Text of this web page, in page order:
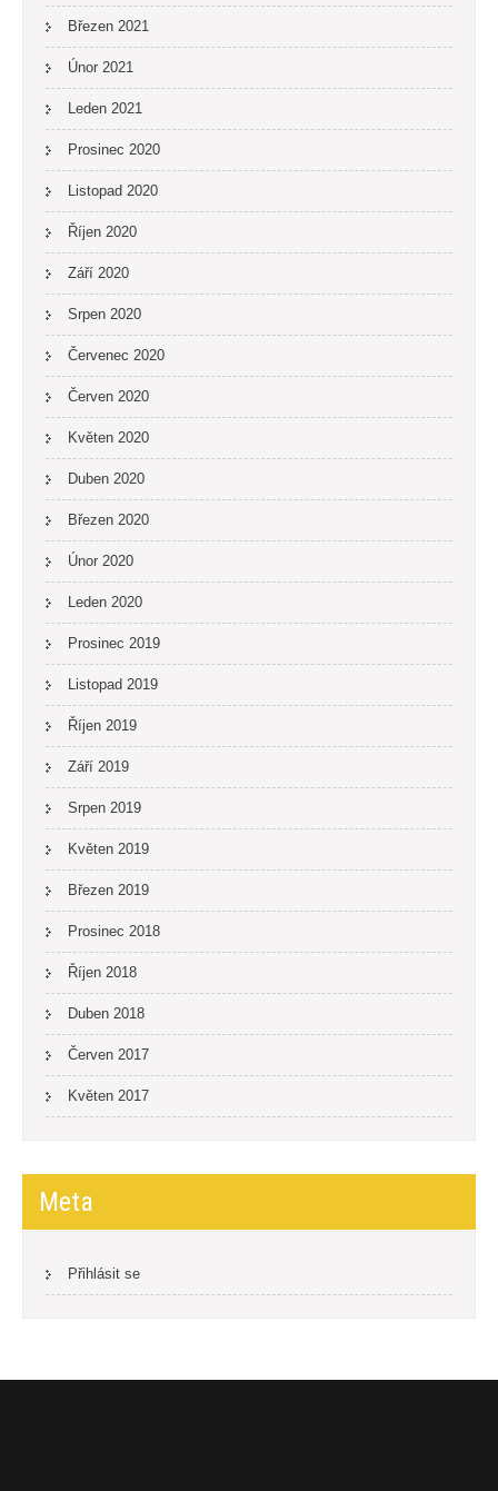
Březen 2021
Únor 2021
Leden 2021
Prosinec 2020
Listopad 2020
Říjen 2020
Září 2020
Srpen 2020
Červenec 2020
Červen 2020
Květen 2020
Duben 2020
Březen 2020
Únor 2020
Leden 2020
Prosinec 2019
Listopad 2019
Říjen 2019
Září 2019
Srpen 2019
Květen 2019
Březen 2019
Prosinec 2018
Říjen 2018
Duben 2018
Červen 2017
Květen 2017
Meta
Přihlásit se